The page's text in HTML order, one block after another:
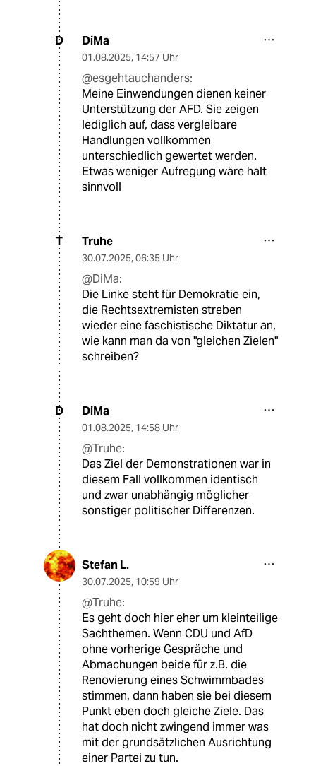
D DiMa
01.08.2025, 14:57 Uhr
@esgehtauchanders:
Meine Einwendungen dienen keiner
Unterstützung der AFD. Sie zeigen
lediglich auf, dass vergleibare
Handlungen vollkommen
unterschiedlich gewertet werden.
Etwas weniger Aufregung wäre halt
sinnvoll
T Truhe
30.07.2025, 06:35 Uhr
@DiMa:
Die Linke steht für Demokratie ein,
die Rechtsextremisten streben
wieder eine faschistische Diktatur an,
wie kann man da von "gleichen Zielen"
schreiben?
D DiMa
01.08.2025, 14:58 Uhr
@Truhe:
Das Ziel der Demonstrationen war in
diesem Fall vollkommen identisch
und zwar unabhängig möglicher
sonstiger politischer Differenzen.
Stefan L.
30.07.2025, 10:59 Uhr
@Truhe:
Es geht doch hier eher um kleinteilige
Sachthemen. Wenn CDU und AfD
ohne vorherige Gespräche und
Abmachungen beide für z.B. die
Renovierung eines Schwimmbades
stimmen, dann haben sie bei diesem
Punkt eben doch gleiche Ziele. Das
hat doch nicht zwingend immer was
mit der grundsätzlichen Ausrichtung
einer Partei zu tun.